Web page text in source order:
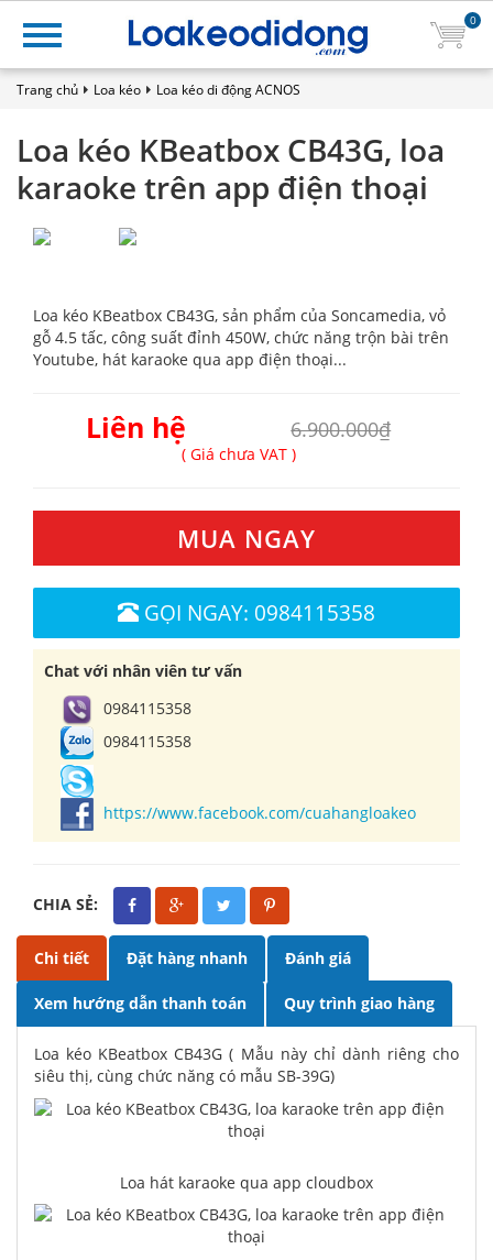
0
Trang chủ Loa kéo Loa kéo di động ACNOS
Loa kéo KBeatbox CB43G, loa
karaoke trên app điện thoại
Loa kéo KBeatbox CB43G, sản phẩm của Soncamedia, vỏ
gỗ 4.5 tấc, công suất đỉnh 450W, chức năng trộn bài trên
Youtube, hát karaoke qua app điện thoại...
Liên hệ 6.900.000₫
( Giá chưa VAT )
MUA NGAY
GỌI NGAY: 0984115358
Chat với nhân viên tư vấn
0984115358
0984115358
https://www.facebook.com/cuahangloakeo
CHIA SẺ:
Chi tiết Đặt hàng nhanh Đánh giá
Xem hướng dẫn thanh toán Quy trình giao hàng
Loa kéo KBeatbox CB43G ( Mẫu này chỉ dành riêng cho
siêu thị, cùng chức năng có mẫu SB-39G)
Loa hát karaoke qua app cloudbox